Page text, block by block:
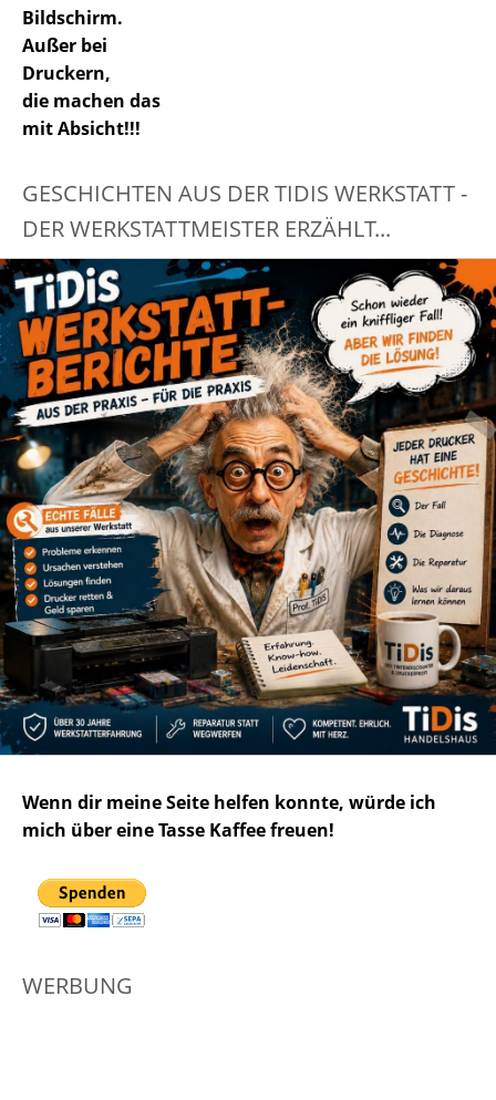
Bildschirm.
Außer bei
Druckern,
die machen das
mit Absicht!!!
GESCHICHTEN AUS DER TIDIS WERKSTATT -
DER WERKSTATTMEISTER ERZÄHLT...
Wenn dir meine Seite helfen konnte, würde ich
mich über eine Tasse Kaffee freuen!
WERBUNG